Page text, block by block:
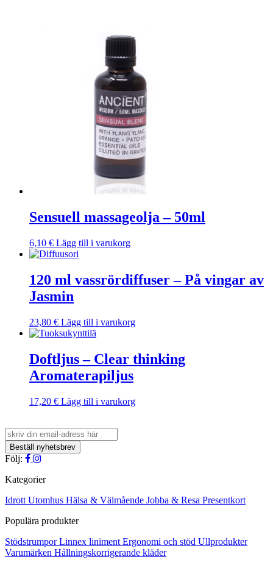
Sensuell massageolja – 50ml
6,10 € Lägg till i varukorg
120 ml vassrördiffuser – På vingar av
Jasmin
23,80 € Lägg till i varukorg
Doftljus – Clear thinking
Aromaterapiljus
17,20 € Lägg till i varukorg
Följ:
Kategorier
Idrott Utomhus Hälsa & Välmående Jobba & Resa Presentkort
Populära produkter
StödstrumporLinnex liniment Ergonomi och stöd Ullprodukter
Varumärken Hållningskorrigerande kläder